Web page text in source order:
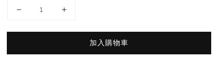
加入購物車